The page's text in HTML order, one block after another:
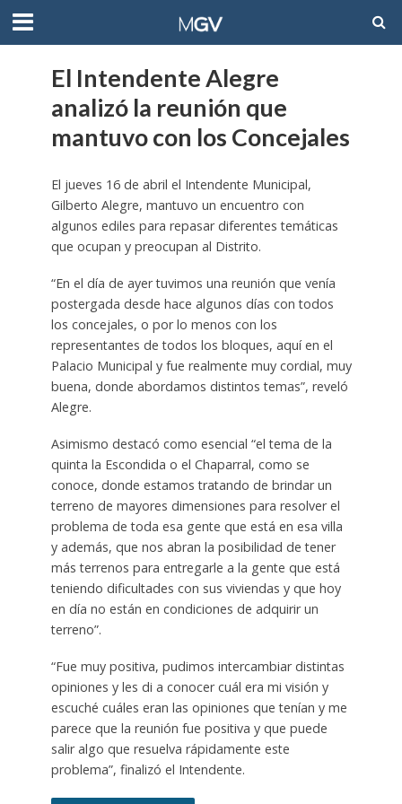
El Intendente Alegre
analizó la reunión que
mantuvo con los Concejales
El jueves 16 de abril el Intendente Municipal,
Gilberto Alegre, mantuvo un encuentro con
algunos ediles para repasar diferentes temáticas
que ocupan y preocupan al Distrito.
“En el día de ayer tuvimos una reunión que venía
postergada desde hace algunos días con todos
los concejales, o por lo menos con los
representantes de todos los bloques, aquí en el
Palacio Municipal y fue realmente muy cordial, muy
buena, donde abordamos distintos temas”, reveló
Alegre.
Asimismo destacó como esencial “el tema de la
quinta la Escondida o el Chaparral, como se
conoce, donde estamos tratando de brindar un
terreno de mayores dimensiones para resolver el
problema de toda esa gente que está en esa villa
y además, que nos abran la posibilidad de tener
más terrenos para entregarle a la gente que está
teniendo dificultades con sus viviendas y que hoy
en día no están en condiciones de adquirir un
terreno”.
“Fue muy positiva, pudimos intercambiar distintas
opiniones y les di a conocer cuál era mi visión y
escuché cuáles eran las opiniones que tenían y me
parece que la reunión fue positiva y que puede
salir algo que resuelva rápidamente este
problema”, finalizó el Intendente.